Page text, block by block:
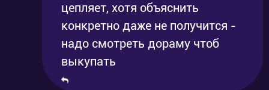
цепляет, хотя объяснить
конкретно даже не получится -
надо смотреть дораму чтоб
выкупать